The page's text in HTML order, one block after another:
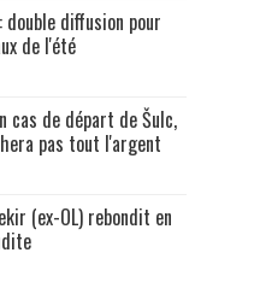
double diffusion pour
de l'été
cas de départ de Šulc,
pas tout l'argent
(ex-OL) rebondit en